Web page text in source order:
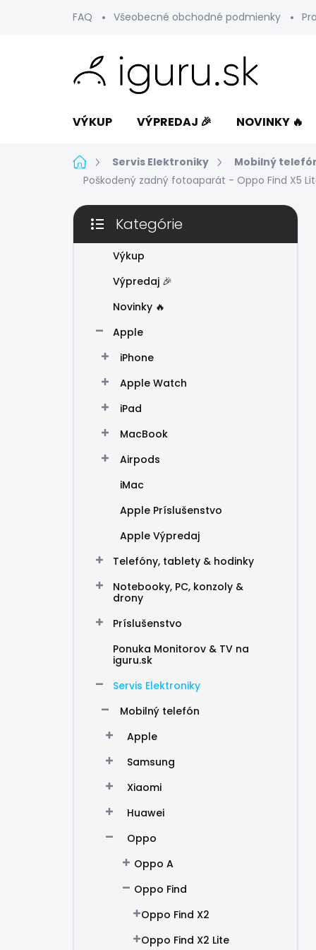
FAQ Všeobecné obchodné podmienky
VÝKUP VÝPREDAJ 🎉 NOVINKY 🔥
DomovServis Elektroniky Mobilný
Poškodený zadný fotoaparát - Oppo Find X5
B
č
Preskočiť
kategórie
Kategórie
Výkup
Výpredaj 🎉
Novinky 🔥
Apple
iPhone
Apple Watch
iPad
MacBook
Airpods
iMac
Apple Príslušenstvo
Apple Výpredaj
Telefóny, tablety & hodinky
Notebooky, PC, konzoly &
drony
Príslušenstvo
Ponuka Monitorov & TV na
iguru.sk
Servis Elektroniky
Mobilný telefón
Apple
Samsung
Xiaomi
Huawei
Oppo
Oppo A
Oppo Find
Oppo Find X2
Oppo Find X2 Lite